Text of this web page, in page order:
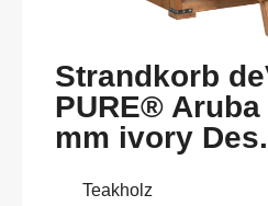
Strandkorb
PURE® Aruba
mm ivory
Teakholz